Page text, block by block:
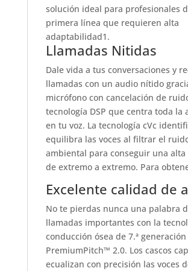
solución ideal para profesionales
primera línea que requieren alta
adaptabilidad1.
Llamadas Nitidas
Dale vida a tus conversaciones y
llamadas con un audio nítido
micrófono con cancelación de
tecnología DSP que centra toda la
en tu voz. La tecnología cVc
equilibra las voces al filtrar el
ambiental para conseguir una
de extremo a extremo. Para
Excelente calidad de
No te pierdas nunca una palabra
llamadas importantes con la
conducción ósea de 7.ª generación
PremiumPitch™ 2.0. Los cascos
ecualizan con precisión las voces